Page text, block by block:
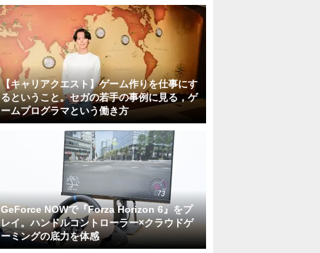
【キャリアクエスト】ゲーム作りを仕事にす
るということ。セガの若手の事例に見る，ゲ
ームプログラマという働き方
GeForce NOWで『Forza Horizon 6』をプ
レイ。ハンドルコントローラー×クラウドゲ
ーミングの底力を体感